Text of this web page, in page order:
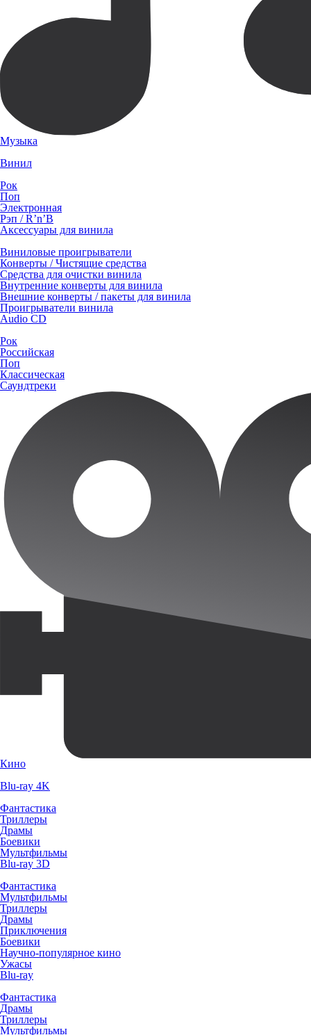
Музыка
Винил
Рок
Поп
Электронная
Рэп / R’n’B
Аксессуары для винила
Виниловые проигрыватели
Конверты / Чистящие средства
Средства для очистки винила
Внутренние конверты для винила
Внешние конверты / пакеты для винила
Проигрыватели винила
Audio CD
Рок
Российская
Поп
Классическая
Саундтреки
Кино
Blu-ray 4K
Фантастика
Триллеры
Драмы
Боевики
Мультфильмы
Blu-ray 3D
Фантастика
Мультфильмы
Триллеры
Драмы
Приключения
Боевики
Научно-популярное кино
Ужасы
Blu-ray
Фантастика
Драмы
Триллеры
Мультфильмы